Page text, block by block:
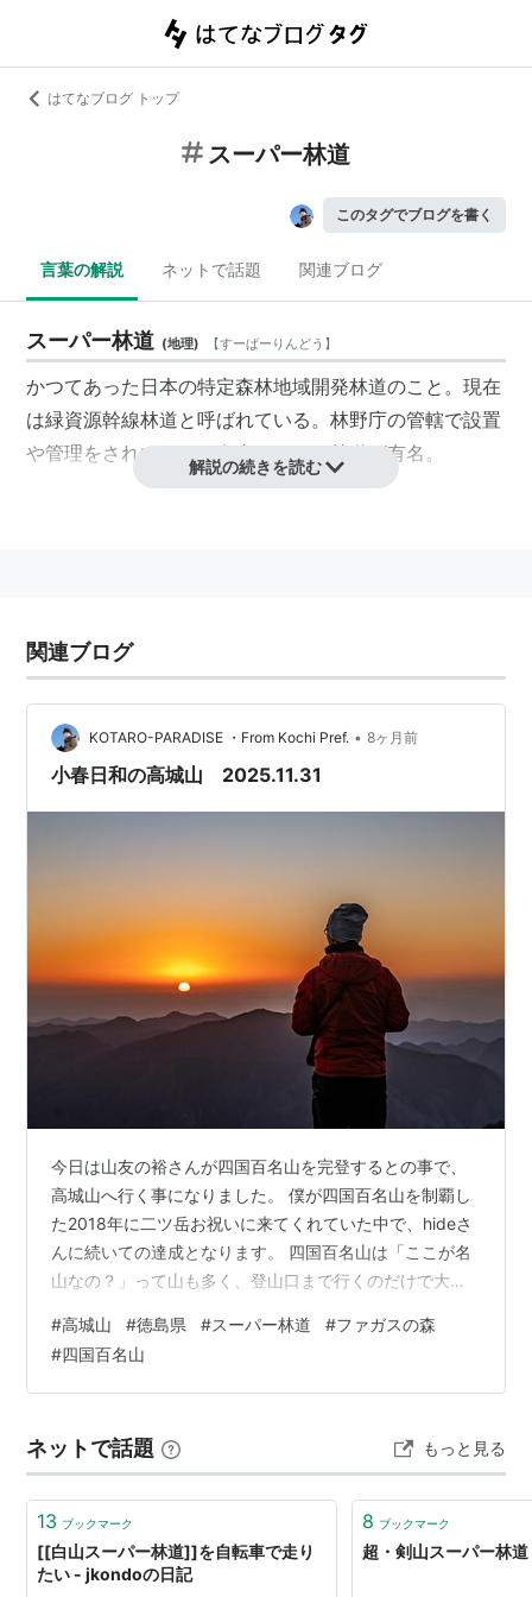
はてなブログ トップ
スーパー林道
このタグでブログを書く
言葉の解説 ネットで話題 関連ブログ
スーパー林道 (地理) 【すーぱーりんどう 】
かつてあった日本の特定森林地域開発林道のこと。現在
は緑資源幹線林道と呼ばれている。林野庁の管轄で設置
や管理をされていた。白山スーパー林道が有名。
解説の続きを読む
関連ブログ
KOTARO-PARADISE ・From Kochi Pref. • 8ヶ月前
小春日和の高城山 2025.11.31
今日は山友の裕さんが四国百名山を完登するとの事で、
高城山へ行く事になりました。 僕が四国百名山を制覇し
た2018年に二ツ岳お祝いに来てくれていた中で、hideさ
んに続いての達成となります。 四国百名山は「ここが名
山なの？」って山も多く、登山口まで行くのだけで大変
（笑）。 3時半に出発、徳島のへそで日の出を迎えま
す。 ヤーメン君 7時登山開始 ドームが見えて来ました す
でに表彰式の準備が始まっていました 今日の主役、裕さ
ど、いい景色 futagamiさん 裕さんと、ぴーさん 南高城
山からのドー…
#高城山 #徳島県 #スーパー林道 #ファガスの森
#四国百名山
ネットで話題 もっと見る
13 ブックマーク
[[白山スーパー林道]]を自転車で走り
たい - jkondoの日記
8 ブックマーク
超・剣山スーパー林道